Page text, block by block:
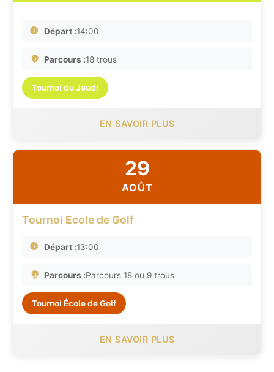
Départ :14:00
Parcours :18 trous
Tournoi du Jeudi
EN SAVOIR PLUS
29
AOÛT
Tournoi Ecole de Golf
Départ :13:00
Parcours :Parcours 18 ou 9 trous
Tournoi École de Golf
EN SAVOIR PLUS